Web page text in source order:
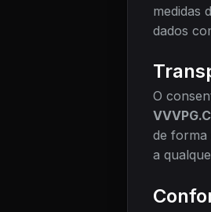
medidas
dados
O
de forma
a